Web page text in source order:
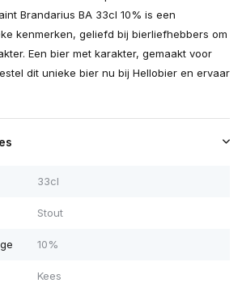
Brandarius BA 33cl 10% is een
kenmerken, geliefd bij bierliefhebbers om
Een bier met karakter, gemaakt voor
dit unieke bier nu bij Hellobier en ervaar
33cl
Stout
10%
Kees